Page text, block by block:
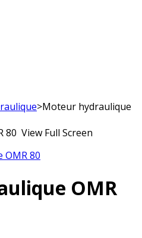
>Moteur hydraulique
View Full Screen
OMR